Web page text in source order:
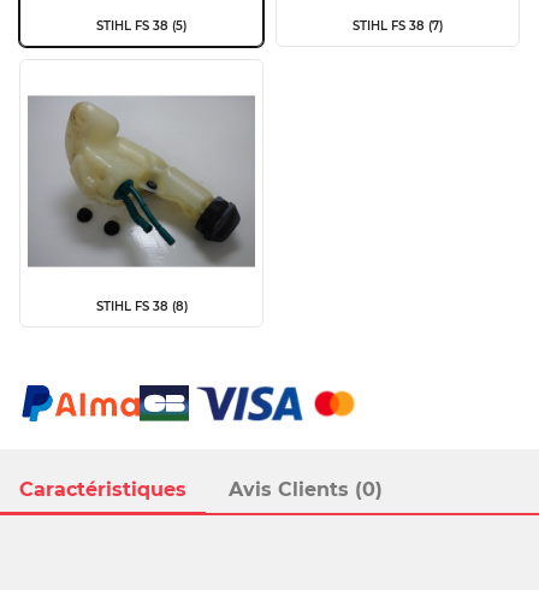
Caractéristiques Avis Clients (0)
STIHL FS 38 (5) STIHL FS 38 (7)
STIHL FS 38 (8)